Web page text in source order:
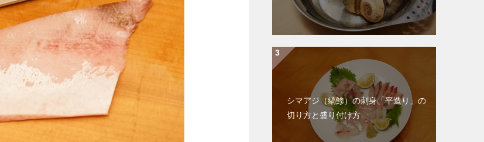
シマアジ（縞鯵）の刺身「平造り」の
切り方と盛り付け方